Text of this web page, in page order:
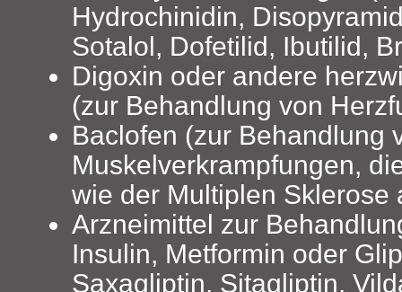
Hydrochinidin,
Sotalol, Dofetilid, Ibutilid,
Digoxin oder andere
(zur Behandlung von
Baclofen (zur Behandlung
Muskelverkrampfungen,
wie der Multiplen Sklerose
Arzneimittel zur
Insulin, Metformin oder
Saxagliptin, Sitagliptin,